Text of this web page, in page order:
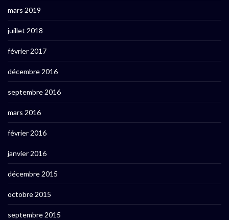
mars 2019
juillet 2018
février 2017
décembre 2016
septembre 2016
mars 2016
février 2016
janvier 2016
décembre 2015
octobre 2015
septembre 2015